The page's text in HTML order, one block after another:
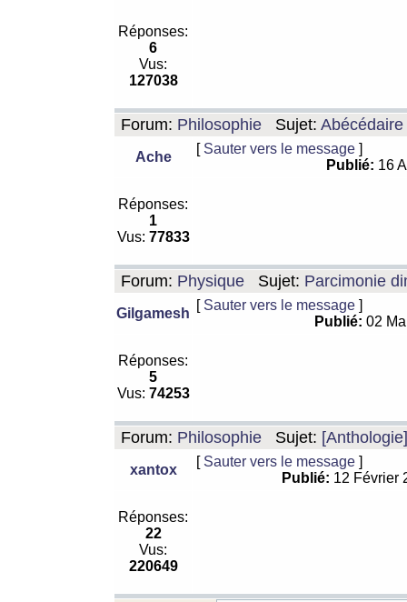
Réponses:
6
Vus:
127038
Forum: Philosophie Sujet: Abécédaire
Ache
[ Sauter vers le message ]
Publié: 16
Réponses:
1
Vus: 77833
Forum: Physique Sujet: Parcimonie
Gilgamesh
[ Sauter vers le message ]
Publié: 02
Réponses:
5
Vus: 74253
Forum: Philosophie Sujet:
xantox
[ Sauter vers le message ]
Publié: 12 Février
Réponses:
22
Vus:
220649